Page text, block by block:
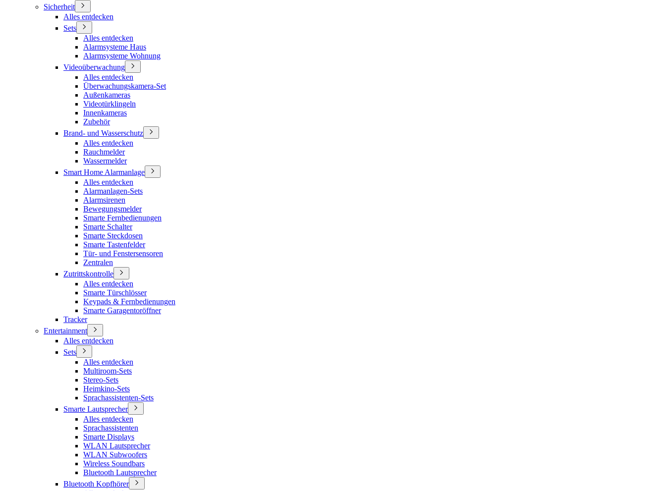
Sicherheit
Alles entdecken
Sets
Alles entdecken
Alarmsysteme Haus
Alarmsysteme Wohnung
Videoüberwachung
Alles entdecken
Überwachungskamera-Set
Außenkameras
Videotürklingeln
Innenkameras
Zubehör
Brand- und Wasserschutz
Alles entdecken
Rauchmelder
Wassermelder
Smart Home Alarmanlage
Alles entdecken
Alarmanlagen-Sets
Alarmsirenen
Bewegungsmelder
Smarte Fernbedienungen
Smarte Schalter
Smarte Steckdosen
Smarte Tastenfelder
Tür- und Fenstersensoren
Zentralen
Zutrittskontrolle
Alles entdecken
Smarte Türschlösser
Keypads & Fernbedienungen
Smarte Garagentoröffner
Tracker
Entertainment
Alles entdecken
Sets
Alles entdecken
Multiroom-Sets
Stereo-Sets
Heimkino-Sets
Sprachassistenten-Sets
Smarte Lautsprecher
Alles entdecken
Sprachassistenten
Smarte Displays
WLAN Lautsprecher
WLAN Subwoofers
Wireless Soundbars
Bluetooth Lautsprecher
Bluetooth Kopfhörer